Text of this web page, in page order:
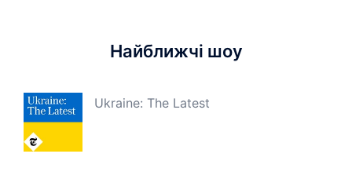
Найближчі шоу
Ukraine: The Latest